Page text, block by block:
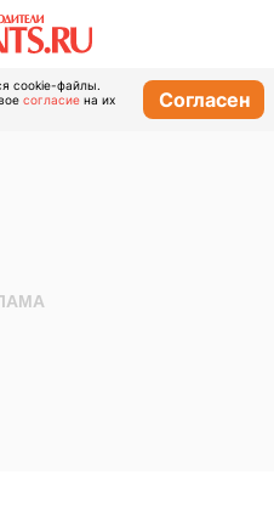
cookie-файлы.
согласие на их
Согласен